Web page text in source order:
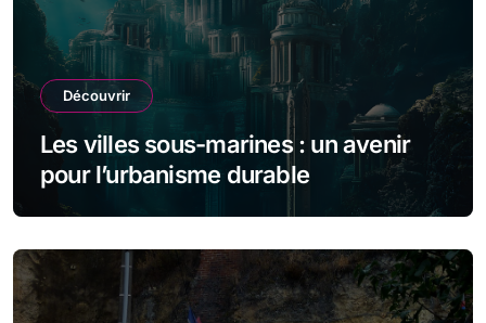
Découvrir
Les villes sous-marines : un avenir
pour l’urbanisme durable